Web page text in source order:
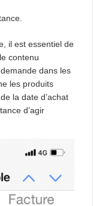
il est essentiel de
contenu
dans les
les produits
la date d’achat
d’agir